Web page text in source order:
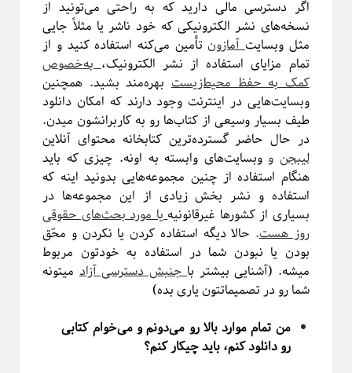
پشت‌پرده نجوم
اگر دسترسی مالی دارید که به راحتی می‌تونید از
نسخه‌های نشر الکترونیکی که خود ناشر یا مثلاً جایی
مثل وبسایتآمازون تأمین می‌کنه استفاده کنید و از
تمام مزایای استفاده از نشر الکترونیک،به‌خصوص
کمک به حفظ محیط‌زیست بهره‌مند بشید. همچنین
وبسایت‌هایی در اینترنت وجود دارند که امکان دانلود
طیف بسیار وسیعی از کتاب‌ها رو به کاربرانشون میدن.
در حال حاضر گسترده‌ترین کتابخانه محتوای آنلاین
لیبجن ووبسایت‌های وابسته به اونه. چیزی که باید
هنگام استفاده از چنین مجموعه‌هایی بدونید اینه که
استفاده و نشر بخش زیادی از این مجموعه‌ها در
بسیاری از کشورها غیرقانونیهیا مورد بحث‌های حقوقی
روز هست. حالا دیگه استفاده کردن یا نکردن و محّق
بودن یا نبودن شما در استفاده به خودتون مربوط
میشه. (آشنایی بیشتر باجنبش دسترسی آزادمیتونه
شما رو در تصمیماتتون یاری بده)
من تمام موارد بالا رو می‌دونم و می‌خوام کتابی
رو دانلود کنم، باید چیکار کنم؟